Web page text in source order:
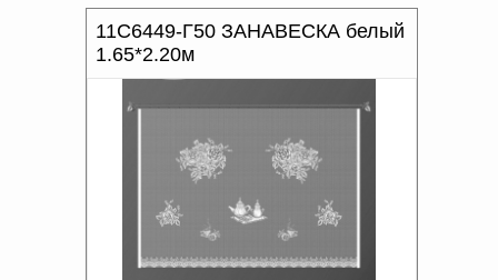
11С6449-Г50 ЗАНАВЕСКА белый
1.65*2.20м